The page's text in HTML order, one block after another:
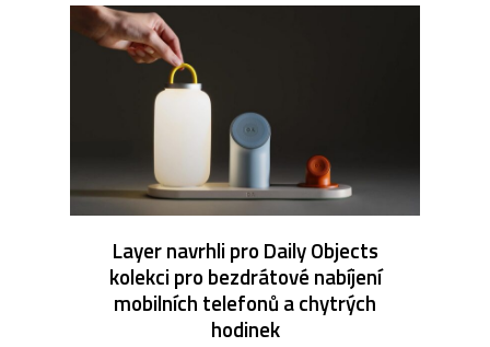
Layer navrhli pro Daily Objects
kolekci pro bezdrátové nabíjení
mobilních telefonů a chytrých
hodinek